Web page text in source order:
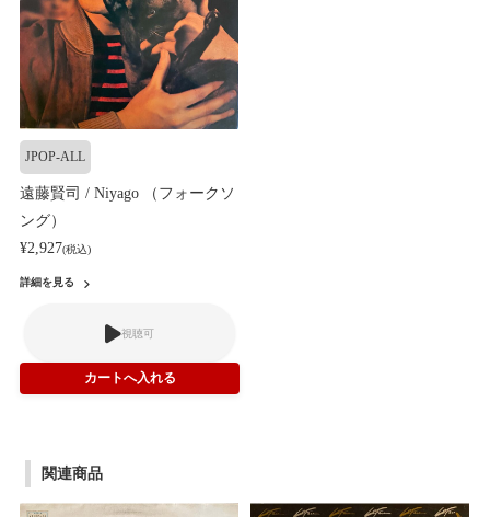
JPOP-ALL
遠藤賢司 / Niyago （フォークソ
ング）
¥2,927(税込)
詳細を見る
視聴可
関連商品